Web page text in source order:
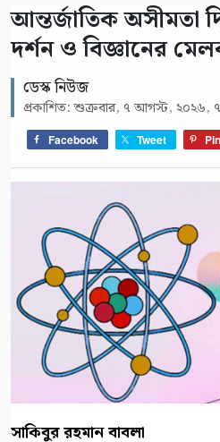
আন্তর্জাতিক অসীমতা
দর্শন ও বিজ্ঞানের
ডেস্ক নিউজ
প্রকাশিত: শুক্রবার, ৭ আগস্ট, ২০২৬,
Facebook Tweet Pin
সাকিবুর রহমান বাবলা